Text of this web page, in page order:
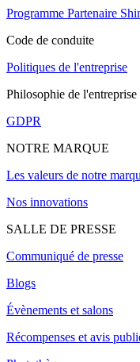
Programme Partenaire
Code de conduite
Politiques de l'entreprise
Philosophie de l'entreprise
GDPR
NOTRE MARQUE
Les valeurs de notre
Nos innovations
SALLE DE PRESSE
Communiqué de presse
Blogs
Évènements et salons
Récompenses et avis